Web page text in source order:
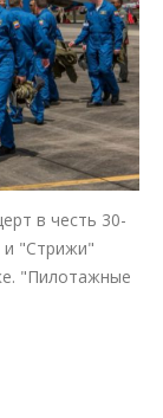
в честь 30-
и "Стрижи"
"Пилотажные